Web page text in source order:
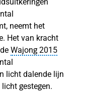
neemt het
Het van kracht
deWajong 2015
licht dalende lijn
gestegen.